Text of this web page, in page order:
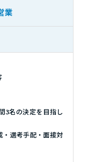
業
3名の決定を目指し
・選考手配・面接対